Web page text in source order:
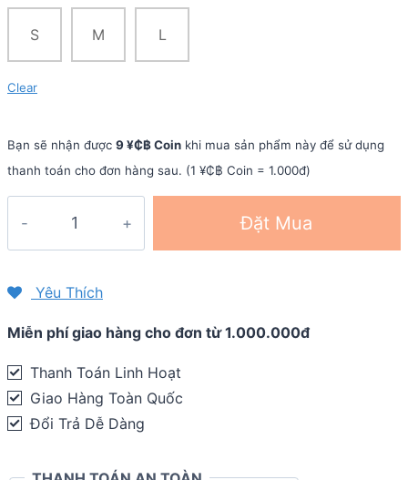
S M L
Clear
Bạn sẽ nhận được 9 ¥₵฿ Coin khi mua sản phẩm này để sử dụng
thanh toán cho đơn hàng sau. (1 ¥₵฿ Coin = 1.000đ)
chạy
hình
Injinji
TRAIL
Midweight
Đặt Mua
Yêu Thích
Miễn phí giao hàng cho đơn từ 1.000.000đ
Thanh Toán Linh Hoạt
Giao Hàng Toàn Quốc
Đổi Trả Dễ Dàng